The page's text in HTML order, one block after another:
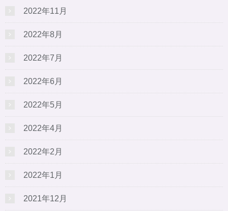
2022年11月
2022年8月
2022年7月
2022年6月
2022年5月
2022年4月
2022年2月
2022年1月
2021年12月